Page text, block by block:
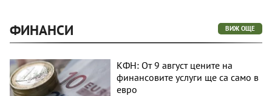
ФИНАНСИ ВИЖ ОЩЕ
КФН: От 9 август цените на
финансовите услуги ще са само в
евро